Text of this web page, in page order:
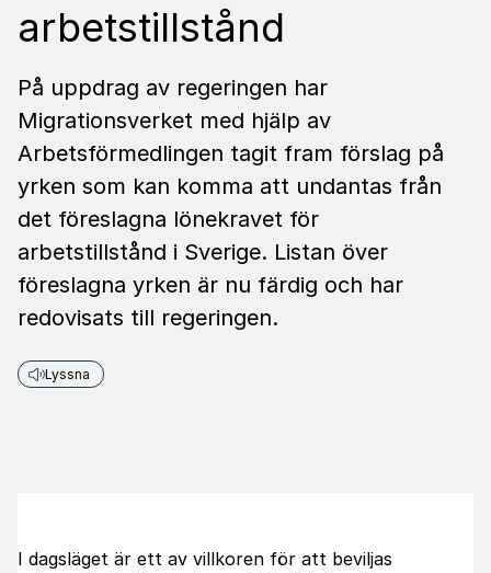
arbetstillstånd
På uppdrag av regeringen har
Migrationsverket med hjälp av
Arbetsförmedlingen tagit fram förslag på
yrken som kan komma att undantas från
det föreslagna lönekravet för
arbetstillstånd i Sverige. Listan över
föreslagna yrken är nu färdig och har
redovisats till regeringen.
Lyssna
I dagsläget är ett av villkoren för att beviljas